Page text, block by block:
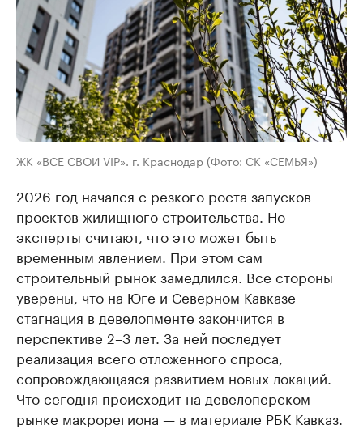
ЖК «ВСЕ СВОИ VIP». г. Краснодар (Фото: СК «СЕМЬЯ»)
2026 год начался с резкого роста запусков
проектов жилищного строительства. Но
эксперты считают, что это может быть
временным явлением. При этом сам
строительный рынок замедлился. Все стороны
уверены, что на Юге и Северном Кавказе
стагнация в девелопменте закончится в
перспективе 2–3 лет. За ней последует
реализация всего отложенного спроса,
сопровождающаяся развитием новых локаций.
Что сегодня происходит на девелоперском
рынке макрорегиона — в материале РБК Кавказ.